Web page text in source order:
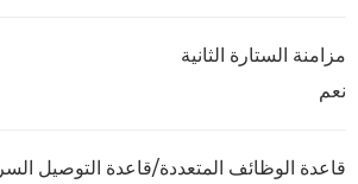
مزامنة الستارة الثانية
نعم
قاعدة الوظائف المتعددة/قاعدة التوصيل